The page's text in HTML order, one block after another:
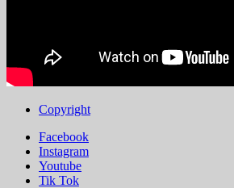
Copyright
Facebook
Instagram
Youtube
Tik Tok